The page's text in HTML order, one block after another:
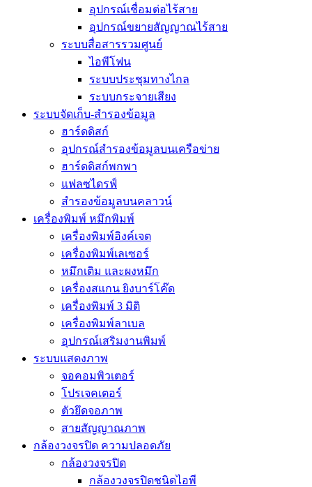
อุปกรณ์เชื่อมต่อไร้สาย
อุปกรณ์ขยายสัญญาณไร้สาย
ระบบสื่อสารรวมศูนย์
ไอพีโฟน
ระบบประชุมทางไกล
ระบบกระจายเสียง
ระบบจัดเก็บ-สำรองข้อมูล
ฮาร์ดดิสก์
อุปกรณ์สำรองข้อมูลบนเครือข่าย
ฮาร์ดดิสก์พกพา
แฟลซไดรฟ์
สำรองข้อมูลบนคลาวน์
เครื่องพิมพ์ หมึกพิมพ์
เครื่องพิมพ์อิงค์เจต
เครื่องพิมพ์เลเซอร์
หมึกเติม และผงหมึก
เครื่องสแกน ยิงบาร์โค๊ด
เครื่องพิมพ์ 3 มิติ
เครื่องพิมพ์ลาเบล
อุปกรณ์เสริมงานพิมพ์
ระบบแสดงภาพ
จอคอมพิวเตอร์
โปรเจคเตอร์
ตัวยึดจอภาพ
สายสัญญาณภาพ
กล้องวงจรปิด ความปลอดภัย
กล้องวงจรปิด
กล้องวงจรปิดชนิดไอพี